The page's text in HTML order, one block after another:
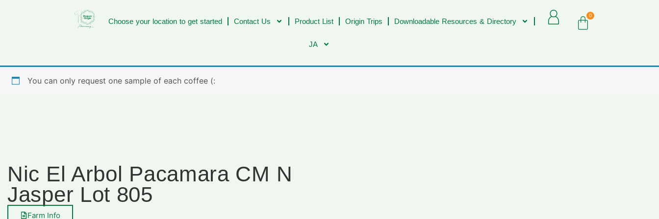
Choose your location to get started Contact Us Product List Origin Trips Downloadable Resources & Directory
JA
0
You can only request one sample of each coffee (:
Nic El Arbol Pacamara CM N
Jasper Lot 805
Farm Info